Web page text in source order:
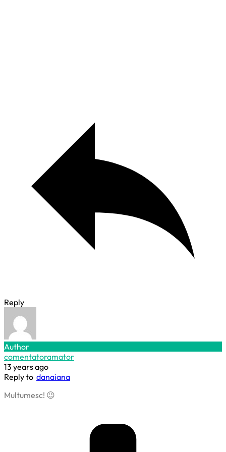
Reply
Author
comentatoramator
13 years ago
Reply to danaiana
Multumesc! 😉